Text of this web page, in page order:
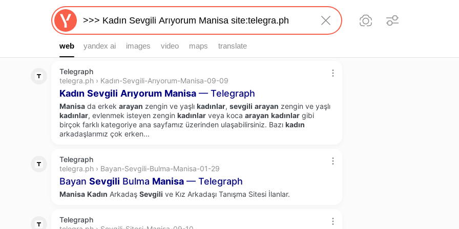
web
web yandex ai images video maps translate
Telegraph
telegra.ph › Kadın-Sevgili-Arıyorum-Manisa-09-09
Kadın Sevgili Arıyorum Manisa — Telegraph
Manisa da erkek arayan zengin ve yaşlı kadınlar, sevgili arayan zengin ve yaşlı
kadınlar, evlenmek isteyen zengin kadınlar veya koca arayan kadınlar gibi
birçok farklı kategoriye ana sayfamız üzerinden ulaşabilirsiniz. Bazı kadın
arkadaşlarımız çok erken...
Telegraph
telegra.ph › Bayan-Sevgili-Bulma-Manisa-01-29
Bayan Sevgili Bulma Manisa — Telegraph
Manisa Kadın Arkadaş Sevgili ve Kız Arkadaşı Tanışma Sitesi İlanlar.
Telegraph